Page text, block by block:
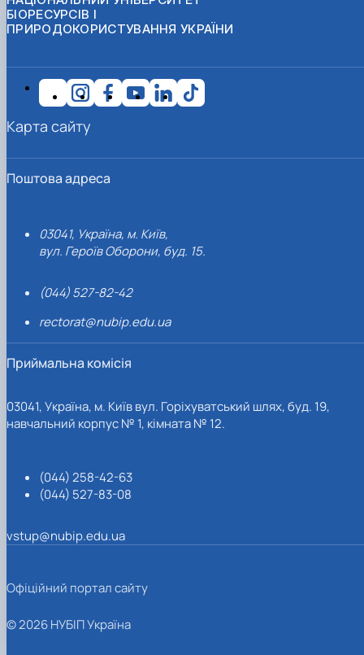
БІОРЕСУРСІВ І
ПРИРОДОКОРИСТУВАННЯ УКРАЇНИ
Поштова адреса
03041, Україна, м. Київ,
вул. Героїв Оборони, буд. 15.
(044) 527-82-42
rectorat@nubip.edu.ua
Приймальна комісія
03041, Україна, м. Київ вул. Горіхуватський шлях, буд. 19,
навчальний корпус № 1, кімната № 12.
(044) 258-42-63
(044) 527-83-08
vstup@nubip.edu.ua
Карта сайту
Офіційний портал сайту
© 2026 НУБІП Україна